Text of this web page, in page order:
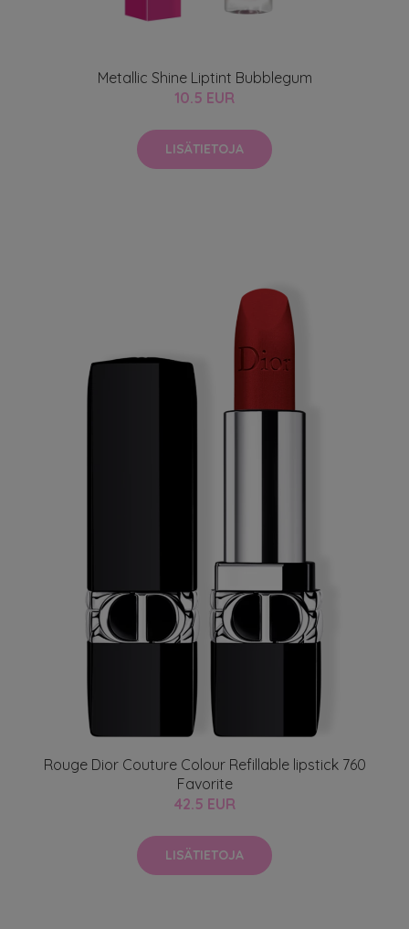
Metallic Shine Liptint Bubblegum
10.5 EUR
LISÄTIETOJA
Rouge Dior Couture Colour Refillable lipstick 760
Favorite
42.5 EUR
LISÄTIETOJA